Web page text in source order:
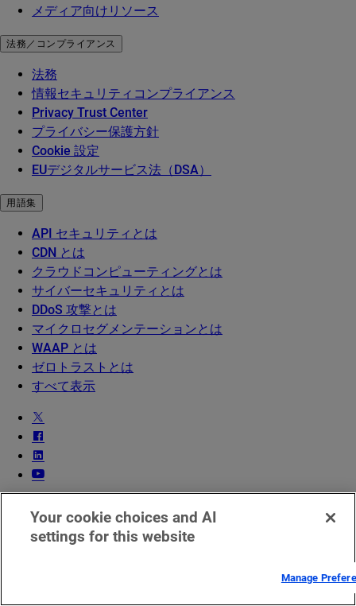
メディア向けリソース
法務／コンプライアンス
法務
情報セキュリティコンプライアンス
Privacy Trust Center
プライバシー保護方針
Cookie 設定
EUデジタルサービス法（DSA）
用語集
API セキュリティとは
CDN とは
クラウドコンピューティングとは
サイバーセキュリティとは
DDoS 攻撃とは
マイクロセグメンテーションとは
WAAP とは
ゼロトラストとは
すべて表示
サービス稼働状況
お問い合わせ
Your cookie choices and AI
settings for this website
Manage